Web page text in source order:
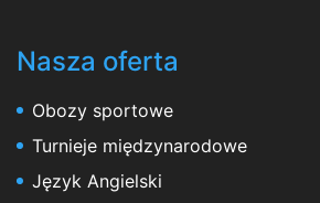
Nasza oferta
Obozy sportowe
Turnieje międzynarodowe
Język Angielski